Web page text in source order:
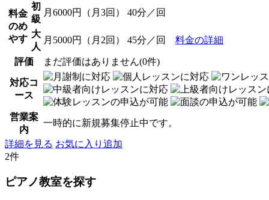
料金
のめ
やす
初
級
月6000円（月3回） 40分／回
大
人
月5000円（月2回） 45分／回 料金の詳細
評価 まだ評価はありません(0件)
対応コ
ース
営業案
内
一時的に新規募集停止中です。
詳細を見る お気に入り追加
2件
ピアノ教室を探す